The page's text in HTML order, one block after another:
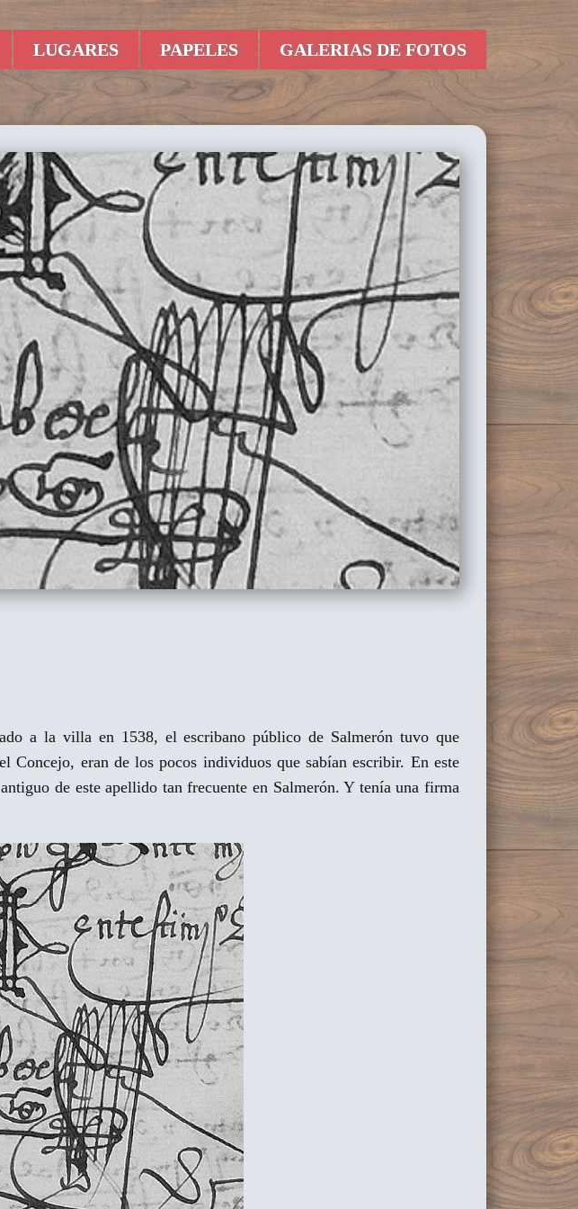
LUGARES PAPELES GALERIAS DE FOTOS
a la villa en 1538, el escribano público de Salmerón tuvo que
Concejo, eran de los pocos individuos que sabían escribir. En este
de este apellido tan frecuente en Salmerón. Y tenía una firma